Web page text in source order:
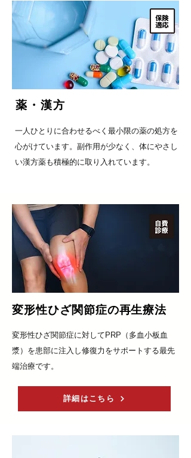
​薬・漢方
​一人ひとりに合わせるべく最小限の薬の処方を
心がけています。副作用が少なく、体にやさし
い漢方薬も積極的に取り入れています。
変形性ひざ関節症の再生療法
変形性ひざ関節症に対してPRP（多血小板血
漿）を患部に注入し修復力をサポートする最先
端治療です。
詳細はこちら